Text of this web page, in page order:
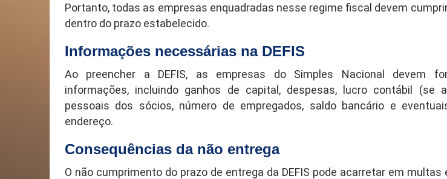
Portanto, todas as empresas enquadradas nesse regime fiscal devem
dentro do prazo estabelecido.
Informações necessárias na DEFIS
Ao preencher a DEFIS, as empresas do Simples Nacional devem
informações, incluindo ganhos de capital, despesas, lucro contábil (se
pessoais dos sócios, número de empregados, saldo bancário e
endereço.
Consequências da não entrega
O não cumprimento do prazo de entrega da DEFIS pode acarretar em multas